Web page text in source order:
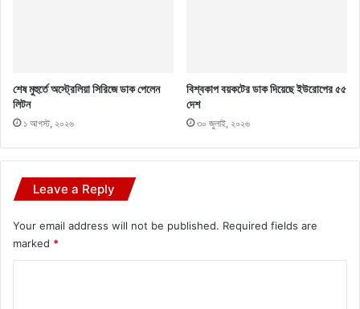
শেষ মুহুর্তে অস্ট্রেলিয়া সিরিজে ডাক পেলেন
লিটন
১ আগস্ট, ২০২৬
বিশ্বকাপ বয়কটের ডাক দিয়েছে ইউরোপের ৫৫
দেশ
৩০ জুলাই, ২০২৬
Leave a Reply
Your email address will not be published. Required fields are
marked *